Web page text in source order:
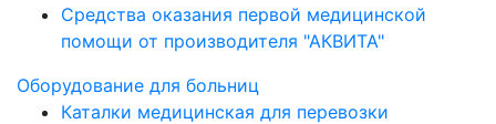
Средства оказания первой медицинской
помощи от производителя "АКВИТА"
Оборудование для больниц
Каталки медицинская для перевозки